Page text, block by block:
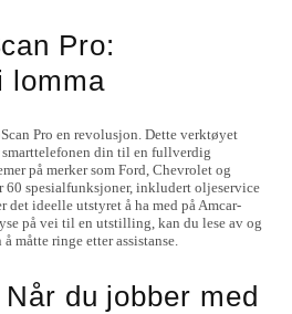
Pro:
lomma
Pro en revolusjon. Dette verktøyet
din til en fullverdig
på merker som Ford, Chevrolet og
spesialfunksjoner, inkludert oljeservice
det ideelle utstyret å ha med på Amcar-
på vei til en utstilling, kan du lese av og
måtte ringe etter assistanse.
du jobber med